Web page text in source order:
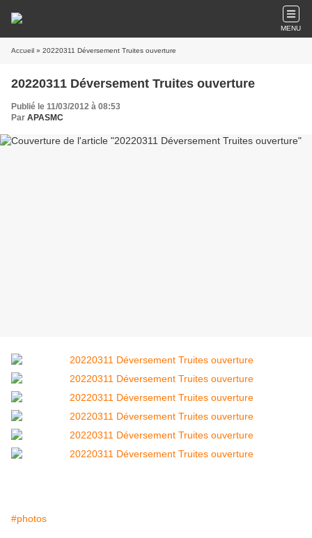
MENU
Accueil » 20220311 Déversement Truites ouverture
20220311 Déversement Truites ouverture
Publié le 11/03/2012 à 08:53
Par APASMC
#photos